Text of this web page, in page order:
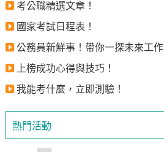
考公職精選文章！
國家考試日程表！
公務員新鮮事！帶你一探未來工作
上榜成功心得與技巧！
我能考什麼，立即測驗！
熱門活動